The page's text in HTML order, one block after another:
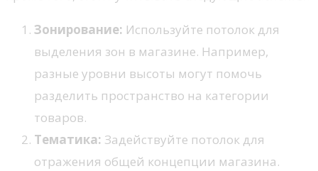
Зонирование: Используйте потолок для
выделения зон в магазине. Например,
разные уровни высоты могут помочь
разделить пространство на категории
товаров.
Тематика: Задействуйте потолок для
отражения общей концепции магазина.